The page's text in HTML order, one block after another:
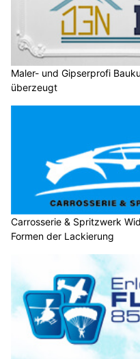
Maler- und Gipserprofi
überzeugt
Carrosserie & Spritzwerk
Formen der Lackierung